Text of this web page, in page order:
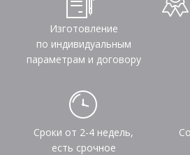
Изготовление
по индивидуальным
параметрам и договору
Сроки от 2-4 недель,
есть срочное